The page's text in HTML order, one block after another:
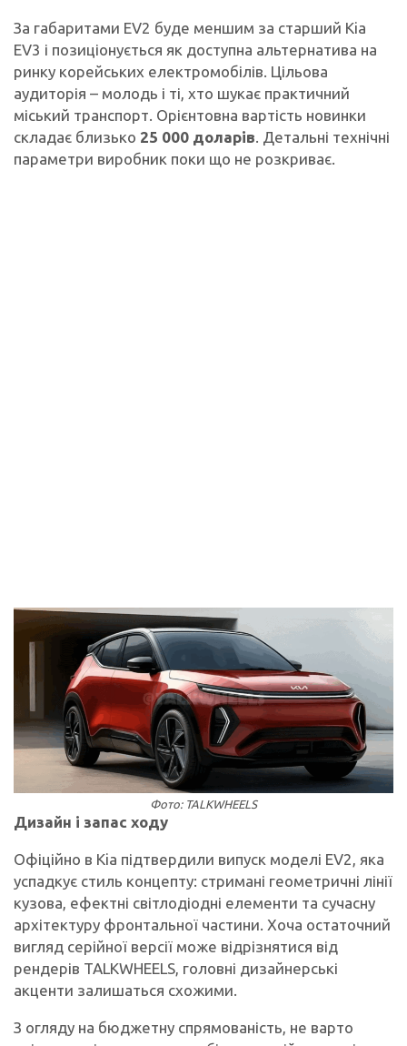
За габаритами EV2 буде меншим за старший Kia
EV3 і позиціонується як доступна альтернатива на
ринку корейських електромобілів. Цільова
аудиторія – молодь і ті, хто шукає практичний
міський транспорт. Орієнтовна вартість новинки
складає близько 25 000 доларів. Детальні технічні
параметри виробник поки що не розкриває.
Фото: TALKWHEELS
Дизайн і запас ходу
Офіційно в Kia підтвердили випуск моделі EV2, яка
успадкує стиль концепту: стримані геометричні лінії
кузова, ефектні світлодіодні елементи та сучасну
архітектуру фронтальної частини. Хоча остаточний
вигляд серійної версії може відрізнятися від
рендерів TALKWHEELS, головні дизайнерські
акценти залишаться схожими.
З огляду на бюджетну спрямованість, не варто